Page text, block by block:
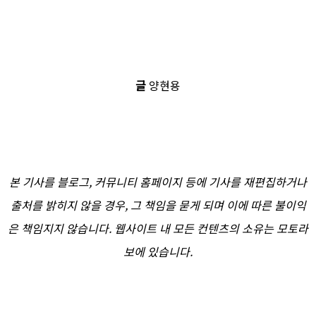
글 양현용
본 기사를 블로그, 커뮤니티 홈페이지 등에 기사를 재편집하거나
출처를 밝히지 않을 경우, 그 책임을 묻게 되며 이에 따른 불이익
은 책임지지 않습니다. 웹사이트 내 모든 컨텐츠의 소유는 모토라
보에 있습니다.